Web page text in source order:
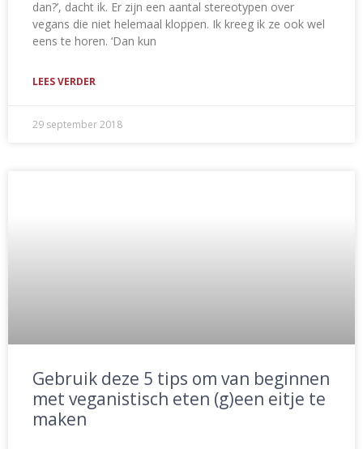
dan?’, dacht ik. Er zijn een aantal stereotypen over
vegans die niet helemaal kloppen. Ik kreeg ik ze ook wel
eens te horen. ‘Dan kun
LEES VERDER
29 september 2018
Gebruik deze 5 tips om van beginnen
met veganistisch eten (g)een eitje te
maken